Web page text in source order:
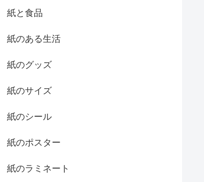
紙と食品
紙のある生活
紙のグッズ
紙のサイズ
紙のシール
紙のポスター
紙のラミネート